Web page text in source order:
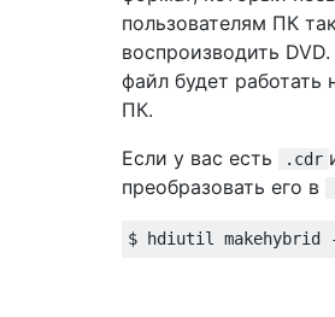
пользователям ПК
воспроизводить
файл будет работать
ПК.
Если у вас есть
.cdr
преобразовать его в